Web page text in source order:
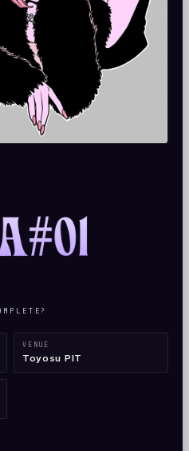
VENUE
Toyosu PIT